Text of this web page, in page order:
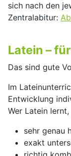
sich nach den
Zentralabitur:
Latein –
Das sind gute
Im
Entwicklung
Wer Latein lernt,
sehr genau
exakt